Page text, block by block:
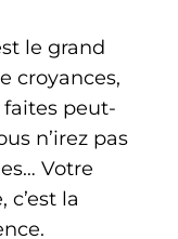
le grand
croyances,
peut-
n’irez pas
Votre
la